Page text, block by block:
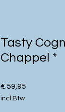
Tasty
Chappel *
€ 59,95
incl.Btw